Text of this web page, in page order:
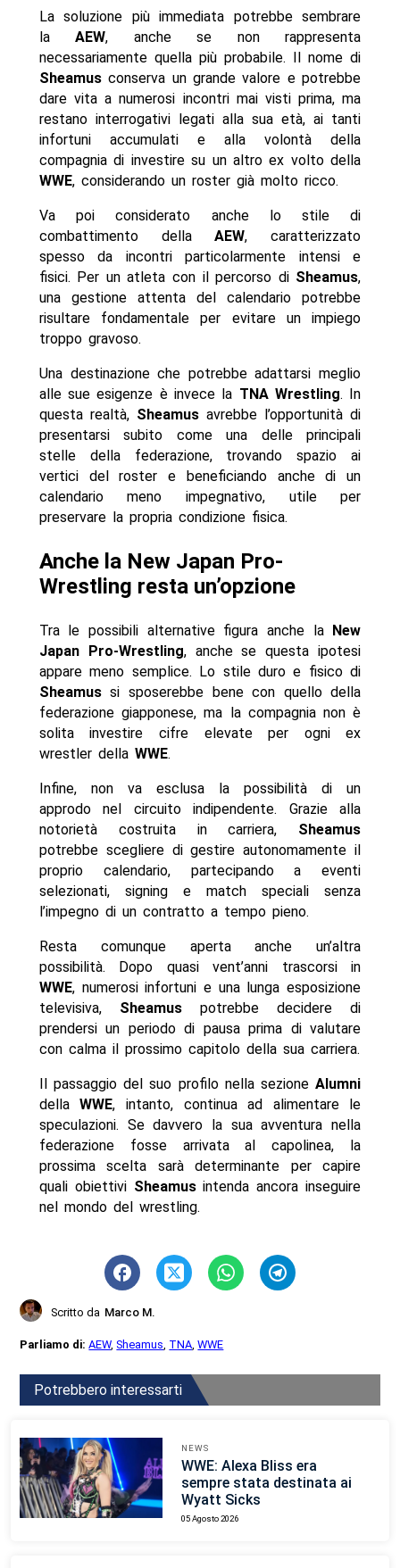
La soluzione più immediata potrebbe sembrare
laAEW, anche se non rappresenta
necessariamente quella più probabile. Il nome di
Sheamusconserva un grande valore e potrebbe
dare vita a numerosi incontri mai visti prima, ma
restano interrogativi legati alla sua età, ai tanti
infortuni accumulati e alla volontà della
compagnia di investire su un altro ex volto della
WWE, considerando un roster già molto ricco.
Va poi considerato anche lo stile di
combattimento dellaAEW, caratterizzato
spesso da incontri particolarmente intensi e
fisici. Per un atleta con il percorso di Sheamus,
una gestione attenta del calendario potrebbe
risultare fondamentale per evitare un impiego
troppo gravoso.
Una destinazione che potrebbe adattarsi meglio
alle sue esigenze è invece la TNA Wrestling. In
questa realtà, Sheamusavrebbe l’opportunità di
presentarsi subito come una delle principali
stelle della federazione, trovando spazio ai
vertici del roster e beneficiando anche di un
calendario meno impegnativo, utile per
preservare la propria condizione fisica.
Anche la New Japan Pro-
Wrestling resta un’opzione
Tra le possibili alternative figura anche la New
Japan Pro-Wrestling, anche se questa ipotesi
appare meno semplice. Lo stile duro e fisico di
Sheamussi sposerebbe bene con quello della
federazione giapponese, ma la compagnia non è
solita investire cifre elevate per ogni ex
wrestler della WWE.
Infine, non va esclusa la possibilità di un
approdo nel circuito indipendente. Grazie alla
notorietà costruita in carriera, Sheamus
potrebbe scegliere di gestire autonomamente il
proprio calendario, partecipando a eventi
selezionati, signing e match speciali senza
l’impegno di un contratto a tempo pieno.
Resta comunque aperta anche un’altra
possibilità. Dopo quasi vent’anni trascorsi in
WWE, numerosi infortuni e una lunga esposizione
televisiva, Sheamuspotrebbe decidere di
prendersi un periodo di pausa prima di valutare
con calma il prossimo capitolo della sua carriera.
Il passaggio del suo profilo nella sezioneAlumni
dellaWWE, intanto, continua ad alimentare le
speculazioni. Se davvero la sua avventura nella
federazione fosse arrivata al capolinea, la
prossima scelta sarà determinante per capire
quali obiettivi Sheamusintenda ancora inseguire
nel mondo del wrestling.
Scritto da Marco M.
Parliamo di:AEW,Sheamus TNA ,WWE
Potrebbero interessarti
NEWS
WWE: Alexa Bliss era
sempre stata destinata ai
Wyatt Sicks
05 Agosto 2026